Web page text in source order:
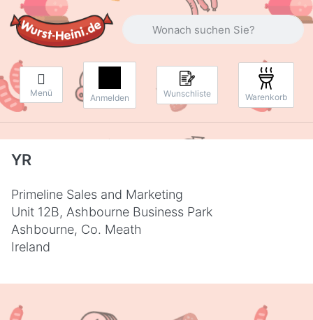
Geben Sie einen Suchbegriff ein.
Menü Anmelden Wunschliste Warenkorb
YR
Primeline Sales and Marketing
Unit 12B, Ashbourne Business Park
Ashbourne, Co. Meath
Ireland